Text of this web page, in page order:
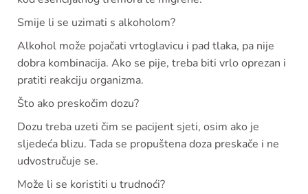
Smije li se uzimati s alkoholom?
Alkohol može pojačati vrtoglavicu i pad tlaka, pa nije
dobra kombinacija. Ako se pije, treba biti vrlo oprezan i
pratiti reakciju organizma.
Što ako preskočim dozu?
Dozu treba uzeti čim se pacijent sjeti, osim ako je
sljedeća blizu. Tada se propuštena doza preskače i ne
udvostručuje se.
Može li se koristiti u trudnoći?